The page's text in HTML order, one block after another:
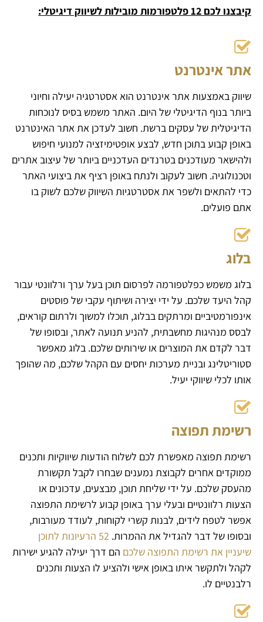
קיבצנו לכם 12 פלטפורמות מובילות לשיווק דיגיטלי:
אתר אינטרנט
שיווק באמצעות אתר אינטרנט הוא אסטרטגיה יעילה וחיוני
ביותר בנוף הדיגיטלי של היום. האתר משמש בסיס לנוכחות
הדיגיטלית של עסקים ברשת. חשוב לעדכן את אתר האינטרנט
באופן קבוע בתוכן חדש, לבצע אופטימיזציה למנועי חיפוש
ולהישאר מעודכנים בטרנדים העדכניים ביותר של עיצוב אתרים
וטכנולוגיה. חשוב לעקוב ולנתח באופן רציף את ביצועי האתר
כדי להתאים ולשפר את אסטרטגיות השיווק שלכם לשוק בו
אתם פועלים.
בלוג
בלוג משמש כפלטפורמה לפרסום תוכן בעל ערך ורלוונטי עבור
קהל היעד שלכם. על ידי יצירה ושיתוף עקבי של פוסטים
אינפורמטיביים ומרתקים בבלוג, תוכלו למשוך ולרתום קוראים,
לבסס מנהיגות מחשבתית, להניע תנועה לאתר, ובסופו של
דבר לקדם את המוצרים או שירותים שלכם. בלוג מאפשר
סטוריטלינג ובניית מערכות יחסים עם הקהל שלכם, מה שהופך
אותו לכלי שיווקי יעיל.
רשימת תפוצה
רשימת תפוצה מאפשרת לכם לשלוח הודעות שיווקיות ותכנים
ממוקדים אחרים לקבוצת נמענים שבחרו לקבל תקשורת
מהעסק שלכם. על ידי שליחת תוכן, מבצעים, עדכונים או
הצעות רלוונטיים ובעלי ערך באופן קבוע לרשימת התפוצה
אפשר לטפח לידים, לבנות קשרי לקוחות, לעודד מעורבות,
ובסופו של דבר להגדיל את ההמרות.
52 הרעיונות לתוכן
שיעניין את רשימת התפוצה שלכם הם דרך יעילה להגיע ישירות
לקהל ולתקשר איתו באופן אישי ולהציע לו הצעות ותכנים
רלבנטיים לו.